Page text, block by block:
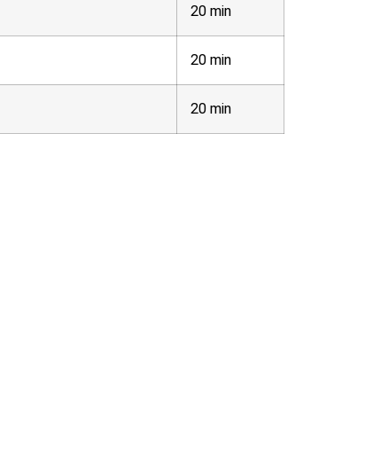
20 min
20 min
20 min